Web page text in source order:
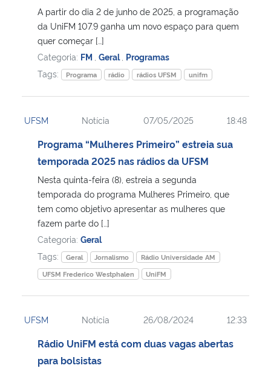
A partir do dia 2 de junho de 2025, a programação
da UniFM 107.9 ganha um novo espaço para quem
quer começar […]
Categoria: FM Geral
Programas
Tags:
Programa rádio rádios UFSM unifm
UFSM Notícia 07/05/2025 18:48
Programa “Mulheres Primeiro” estreia sua
temporada 2025 nas rádios da UFSM
Nesta quinta-feira (8), estreia a segunda
temporada do programa Mulheres Primeiro, que
tem como objetivo apresentar as mulheres que
fazem parte do […]
Categoria: Geral
Tags:
Geral Jornalismo
Rádio Universidade AM
UFSM Frederico Westphalen
UniFM
UFSM Notícia 26/08/2024 12:33
Rádio UniFM está com duas vagas abertas
para bolsistas